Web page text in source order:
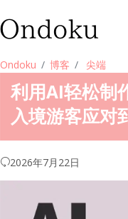
Ondoku 博客 尖端
利用AI轻松制
入境游客应对
2026年7月22日